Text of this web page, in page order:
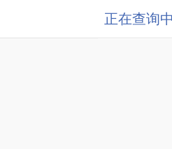
正在查询中